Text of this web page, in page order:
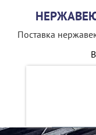
Поставка